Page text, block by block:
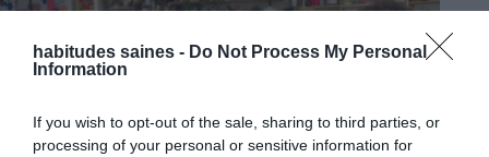
habitudes saines - Do Not Process My Personal
Information
If you wish to opt-out of the sale, sharing to third parties, or
processing of your personal or sensitive information for